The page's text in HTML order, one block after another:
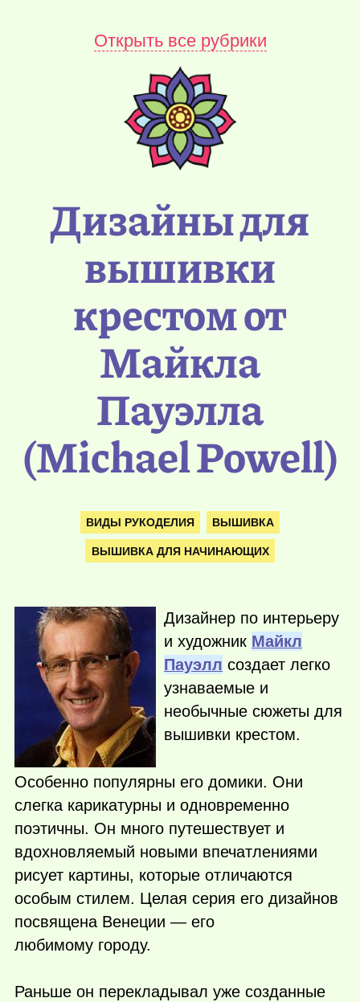
Открыть все рубрики
Дизайны для
вышивки
крестом от
Майкла
Пауэлла
(Michael Powell)
ВИДЫ РУКОДЕЛИЯ ВЫШИВКА
ВЫШИВКА ДЛЯ НАЧИНАЮЩИХ
Дизайнер по интерьеру
и художник Майкл
Пауэлл создает легко
узнаваемые и
необычные сюжеты для
вышивки крестом.
Особенно популярны его домики. Они
слегка карикатурны и одновременно
поэтичны. Он много путешествует и
вдохновляемый новыми впечатлениями
рисует картины, которые отличаются
особым стилем. Целая серия его дизайнов
посвящена Венеции — его
любимому городу.
Раньше он перекладывал уже созданные